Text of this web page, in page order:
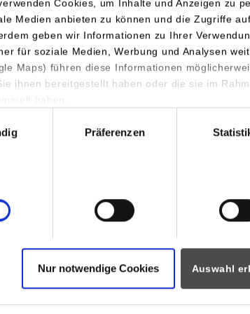
Cookies, um Inhalte und Anzeigen zu
Medien anbieten zu können und die Zugriffe
geben wir Informationen zu Ihrer
für soziale Medien, Werbung und Analysen
Maps) führen diese Informationen
ihnen bereitgestellt haben oder die sie im
Präferenzen
Nur notwendige Cookies Auswahl
Jürgen Dollmann
+49 7156 3530
GmbH
Jürgen Dollmann
+49 7156 3530